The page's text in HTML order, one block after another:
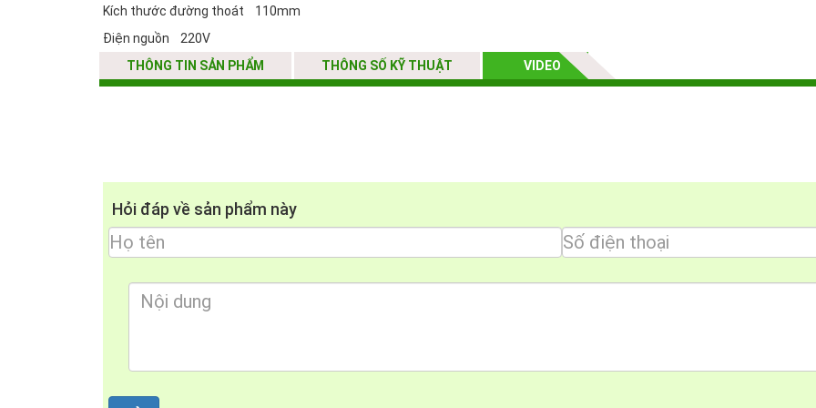
----> Quý khách tham khảo thêm một số model máy hút mùi kính cong cũng hãng bán chạy:
Là đại lý cấp I của Giovani, chúng tôi mang đến những mẫu Sản Phẩm Giovani chính hãng với giá tốt nhất, kèm theo nhiều
Kích thước đường thoát 110mm
Điện nguồn 220V
THÔNG TIN SẢN PHẨM
THÔNG SỐ KỸ THUẬT VIDEO
Hỏi đáp về sản phẩm này